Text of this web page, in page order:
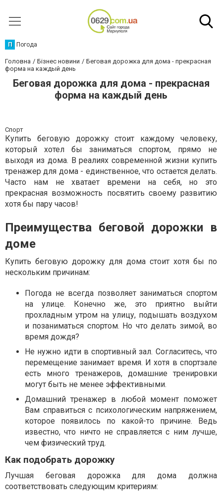
П Погода
Головна Бізнес новини
Беговая дорожка для дома - прекрасная
форма на каждый день
Беговая дорожка для дома - прекрасная
форма на каждый день
Спорт
Купить беговую дорожку стоит каждому человеку,
который хотел бы заниматься спортом, прямо не
выходя из дома. В реалиях современной жизни купить
тренажер для дома - единственное, что остается делать.
Часто нам не хватает времени на себя, но это
прекрасная возможность посвятить своему развитию
хотя бы пару часов!
Преимущества беговой дорожки в
доме
Купить беговую дорожку для дома стоит хотя бы по
нескольким причинам:
Погода не всегда позволяет заниматься спортом
на улице. Конечно же, это приятно выйти
прохладным утром на улицу, подышать воздухом
и позаниматься спортом. Но что делать зимой, во
время дождя?
Не нужно идти в спортивный зал. Согласитесь, что
перемещение занимает время. И хотя в спортзале
есть много тренажеров, домашние тренировки
могут быть не менее эффективными.
Домашний тренажер в любой момент поможет
Вам справиться с психологическим напряжением,
которое появилось по какой-то причине. Ведь
известно, что ничто не справляется с ним лучше,
чем физический труд.
Как подобрать дорожку
Лучшая беговая дорожка для дома должна
соответствовать следующим критериям: